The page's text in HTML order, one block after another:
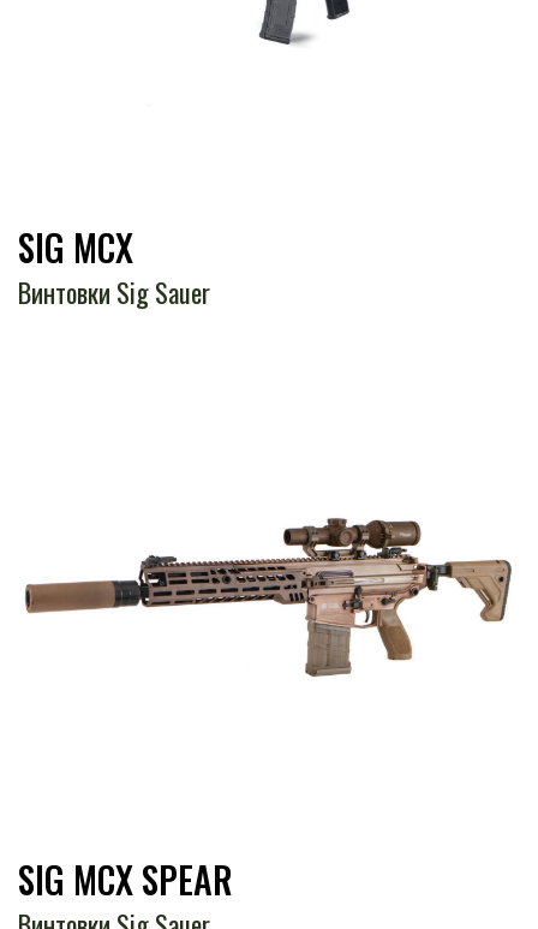
SIG MCX
Винтовки Sig Sauer
SIG MCX SPEAR